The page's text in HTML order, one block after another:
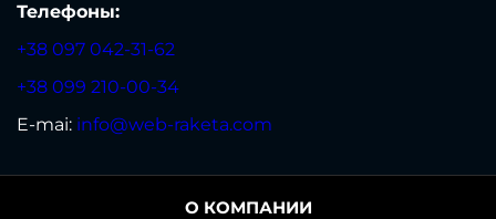
Телефоны:
+38 097 042-31-62
+38 099 210-00-34
E-mai: info@web-raketa.com
О КОМПАНИИ